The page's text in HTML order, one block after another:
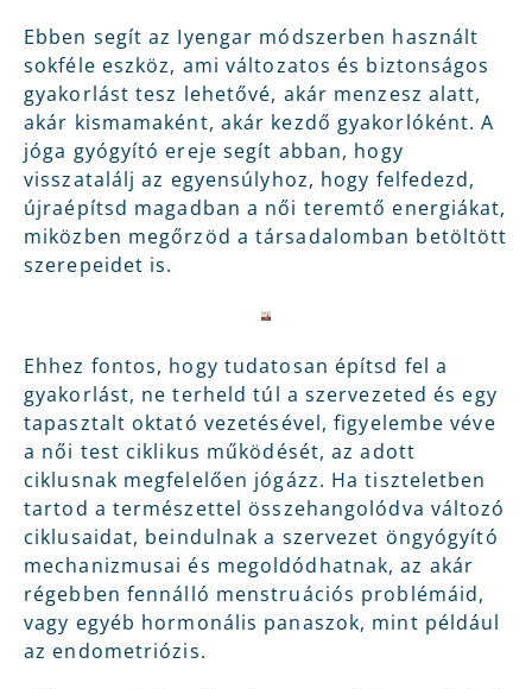
Ebben segít az Iyengar módszerben használt
sokféle eszköz, ami változatos és biztonságos
gyakorlást tesz lehetővé, akár menzesz alatt,
akár kismamaként, akár kezdő gyakorlóként. A
jóga gyógyító ereje segít abban, hogy
visszatalálj az egyensúlyhoz, hogy felfedezd,
újraépítsd magadban a női teremtő energiákat,
miközben megőrzöd a társadalomban betöltött
szerepeidet is.
Ehhez fontos, hogy tudatosan építsd fel a
gyakorlást, ne terheld túl a szervezeted és egy
tapasztalt oktató vezetésével, figyelembe véve
a női test ciklikus működését, az adott
ciklusnak megfelelően jógázz. Ha tiszteletben
tartod a természettel összehangolódva változó
ciklusaidat, beindulnak a szervezet öngyógyító
mechanizmusai és megoldódhatnak, az akár
régebben fennálló menstruációs problémáid,
vagy egyéb hormonális panaszok, mint például
az endometriózis.